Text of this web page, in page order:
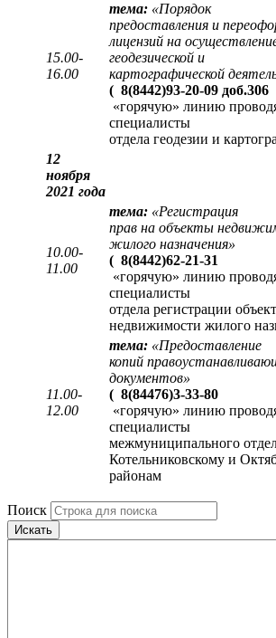
15.00-
16.00
тема: «Порядок
предоставления и
лицензий на
геодезической и
картографической
( 8(8442)93-20-09 доб.306
«горячую» линию
специалисты
отдела геодезии и
12
ноября
2021 года
10.00-
11.00
тема: «Регистрация
прав на объекты
жилого назначения»
( 8(8442)62-21-31
«горячую» линию
специалисты
отдела регистрации
недвижимости жилого
11.00-
12.00
тема: «Предоставление
копий
документов»
( 8(84476)3-33-80
«горячую» линию
специалисты
межмуниципального
Котельниковскому и
районам
Поиск
Искать